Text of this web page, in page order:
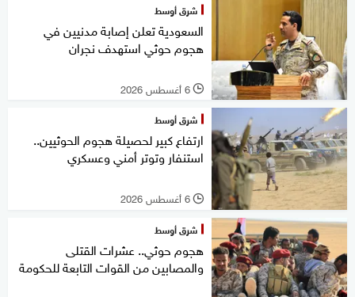
شرق أوسط
السعودية تعلن إصابة مدنيين في
هجوم حوثي استهدف نجران
l 6 أغسطس 2026
شرق أوسط
ارتفاع كبير لحصيلة هجوم الحوثيين..
استنفار وتوتر أمني وعسكري
l 6 أغسطس 2026
شرق أوسط
هجوم حوثي.. عشرات القتلى
والمصابين من القوات التابعة للحكومة